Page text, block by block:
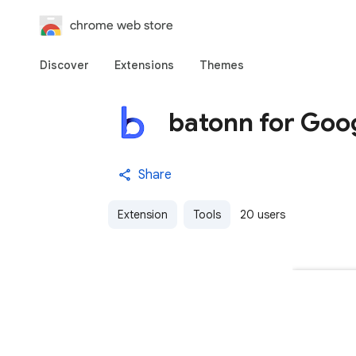
chrome web store
Discover Extensions Themes
batonn for
Share
Extension Tools 20 users